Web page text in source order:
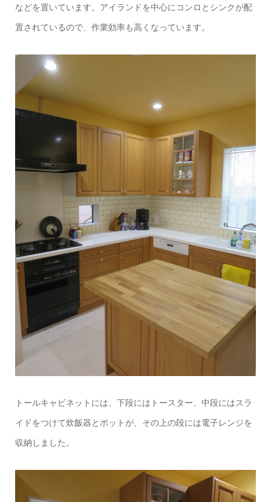
などを置いています。アイランドを中心にコンロとシンクが配
置されているので、作業効率も高くなっています。
トールキャビネットには、下段にはトースター、中段にはスラ
イドをつけて炊飯器とポットが、その上の段には電子レンジを
収納しました。